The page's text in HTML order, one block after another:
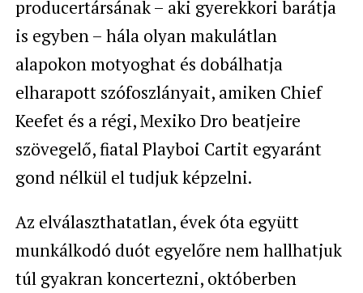
producertársának – aki gyerekkori barátja
is egyben – hála olyan makulátlan
alapokon motyoghat és dobálhatja
elharapott szófoszlányait, amiken Chief
Keefet és a régi, Mexiko Dro beatjeire
szövegelő, fiatal Playboi Cartit egyaránt
gond nélkül el tudjuk képzelni.
Az elválaszthatatlan, évek óta együtt
munkálkodó duót egyelőre nem hallhatjuk
túl gyakran koncertezni, októberben